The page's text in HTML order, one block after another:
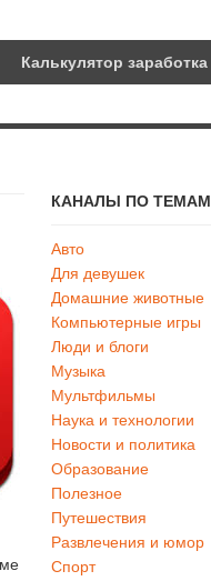
Калькулятор заработка
КАНАЛЫ ПО ТЕМАМ
Авто
Для девушек
Домашние животные
Компьютерные игры
Люди и блоги
Музыка
Мультфильмы
Наука и технологии
Новости и политика
Образование
Полезное
Путешествия
Развлечения и юмор
Спорт